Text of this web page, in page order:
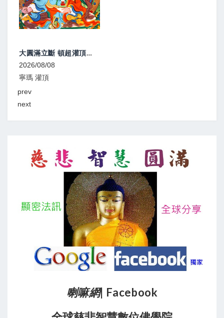
prev
next
喇嘛網| Facebook